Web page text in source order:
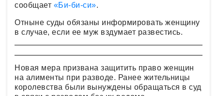
сообщает «Би-би-си».
Отныне суды обязаны информировать женщину
в случае, если ее муж вздумает развестись.
Новая мера призвана защитить право женщин
на алименты при разводе. Ранее жительницы
королевства были вынуждены обращаться в суд